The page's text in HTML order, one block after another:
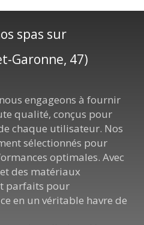
spas sur
Garonne, 47)
engageons à fournir
qualité, conçus pour
chaque utilisateur. Nos
sélectionnés pour
optimales. Avec
des matériaux
parfaits pour
en un véritable havre de